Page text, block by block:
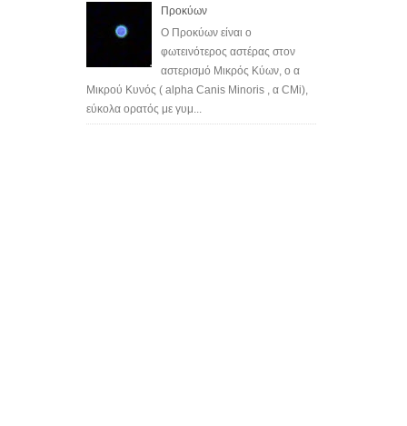
Προκύων
Ο Προκύων είναι ο
φωτεινότερος αστέρας στον
αστερισμό Μικρός Κύων, o α
Μικρού Κυνός ( alpha Canis Minoris , α CMi),
εύκολα ορατός με γυμ...